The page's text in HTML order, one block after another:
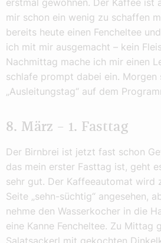
erstmal gewöhnen. Der Kaffee ist
mir schon ein wenig zu schaffen
bereits heute einen Fencheltee
ich mit mir ausgemacht – kein
Nachmittag mache ich mir einen
schlafe prompt dabei ein. Morgen
„Ausleitungstag“ auf dem
8. März – 1. Fasttag
Der Birnbrei ist jetzt fast schon
das mein erster Fasttag ist, geht
sehr gut. Der Kaffeeautomat wird
Seite „sehn-süchtig“ angesehen,
nehme den Wasserkocher in die
eine Kanne Fencheltee. Zu Mittag